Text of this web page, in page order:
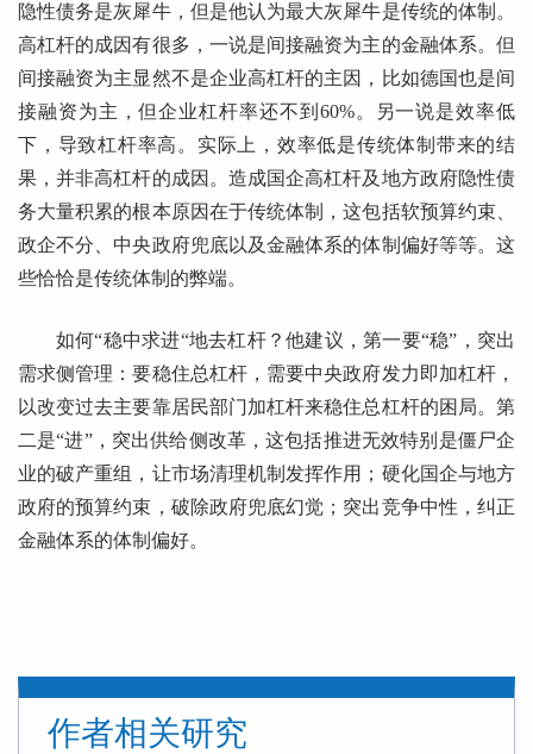
隐性债务是灰犀牛，但是他认为最大灰犀牛是传统的体制。
高杠杆的成因有很多，一说是间接融资为主的金融体系。但
间接融资为主显然不是企业高杠杆的主因，比如德国也是间
接融资为主，但企业杠杆率还不到60%。另一说是效率低
下，导致杠杆率高。实际上，效率低是传统体制带来的结
果，并非高杠杆的成因。造成国企高杠杆及地方政府隐性债
务大量积累的根本原因在于传统体制，这包括软预算约束、
政企不分、中央政府兜底以及金融体系的体制偏好等等。这
些恰恰是传统体制的弊端。
如何“稳中求进“地去杠杆？他建议，第一要“稳”，突出
需求侧管理：要稳住总杠杆，需要中央政府发力即加杠杆，
以改变过去主要靠居民部门加杠杆来稳住总杠杆的困局。第
二是“进”，突出供给侧改革，这包括推进无效特别是僵尸企
业的破产重组，让市场清理机制发挥作用；硬化国企与地方
政府的预算约束，破除政府兜底幻觉；突出竞争中性，纠正
金融体系的体制偏好。
作者相关研究